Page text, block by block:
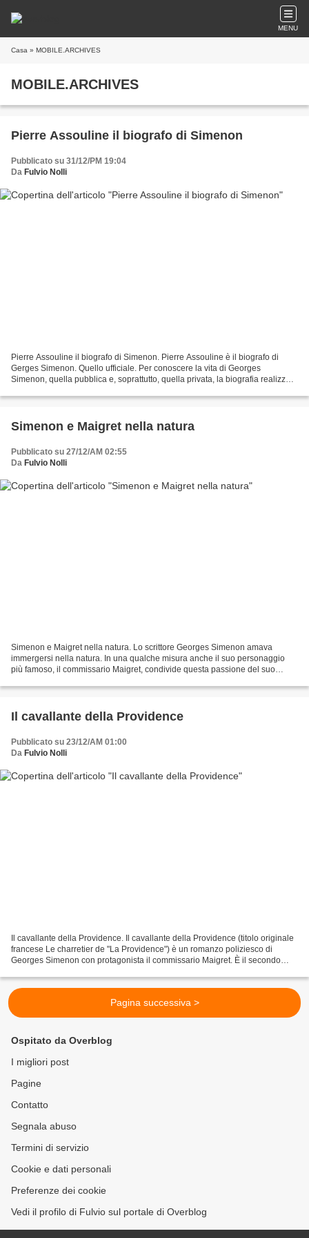
MENU
Casa » MOBILE.ARCHIVES
MOBILE.ARCHIVES
Pierre Assouline il biografo di Simenon
Pubblicato su 31/12/PM 19:04
Da Fulvio Nolli
Pierre Assouline il biografo di Simenon. Pierre Assouline è il biografo di
Gerges Simenon. Quello ufficiale. Per conoscere la vita di Georges
Simenon, quella pubblica e, soprattutto, quella privata, la biografia realizzata
Simenon e Maigret nella natura
Pubblicato su 27/12/AM 02:55
Da Fulvio Nolli
Simenon e Maigret nella natura. Lo scrittore Georges Simenon amava
immergersi nella natura. In una qualche misura anche il suo personaggio
più famoso, il commissario Maigret, condivide questa passione del suo
Il cavallante della Providence
Pubblicato su 23/12/AM 01:00
Da Fulvio Nolli
Il cavallante della Providence. Il cavallante della Providence (titolo originale
francese Le charretier de "La Providence") è un romanzo poliziesco di
Georges Simenon con protagonista il commissario Maigret. È il secondo
Pagina successiva >
Ospitato da Overblog
I migliori post
Pagine
Contatto
Segnala abuso
Termini di servizio
Cookie e dati personali
Preferenze dei cookie
Vedi il profilo di Fulvio sul portale di Overblog